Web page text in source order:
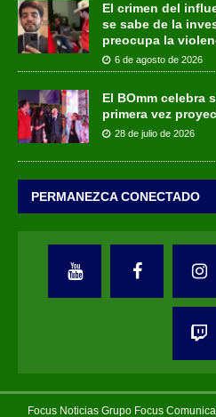
El crimen del
se sabe de la
preocupa la
6 de agosto de 2026
El BOmm celebra
primera vez
28 de julio de 2026
PERMANEZCA CONECTADO
Focus Noticias Grupo Focus